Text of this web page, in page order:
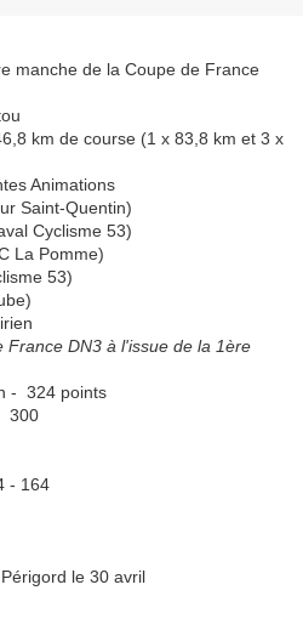
manche de la Coupe de France
km de course (1 x 83,8 km et 3 x
Animations
Saint-Quentin)
Cyclisme 53)
La Pomme)
53)
France DN3 à l'issue de la 1ère
- 324 points
300
- 164
le 30 avril